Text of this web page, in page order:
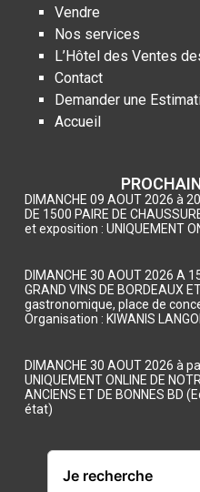
Vendre
Nos services
L’Hôtel des Ventes
Contact
Demander une
Accueil
DIMANCHE 09 AOUT 2026 à
DE 1500 PAIRE DE
et exposition : UNIQUEMENT
DIMANCHE 30 AOUT 2026 A
GRAND VINS DE BORDEAUX
gastronomique, place de
Organisation : KIWANIS
DIMANCHE 30 AOUT 2026 à
UNIQUEMENT ONLINE DE
ANCIENS ET DE BONNES BD
état)